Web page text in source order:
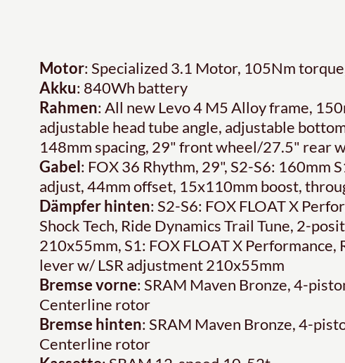
Motor: Specialized 3.1 Motor, 105Nm
Akku: 840Wh battery
Rahmen: All new Levo 4 M5 Alloy frame,
adjustable head tube angle, adjustable
148mm spacing, 29" front wheel/27.5" rear
Gabel: FOX 36 Rhythm, 29", S2-S6: 160mm
adjust, 44mm offset, 15x110mm boost,
Dämpfer hinten: S2-S6: FOX FLOAT X
Shock Tech, Ride Dynamics Trail Tune, 2-
210x55mm, S1: FOX FLOAT X
lever w/ LSR adjustment 210x55mm
Bremse vorne: SRAM Maven Bronze, 4-
Centerline rotor
Bremse hinten: SRAM Maven Bronze, 4-
Centerline rotor